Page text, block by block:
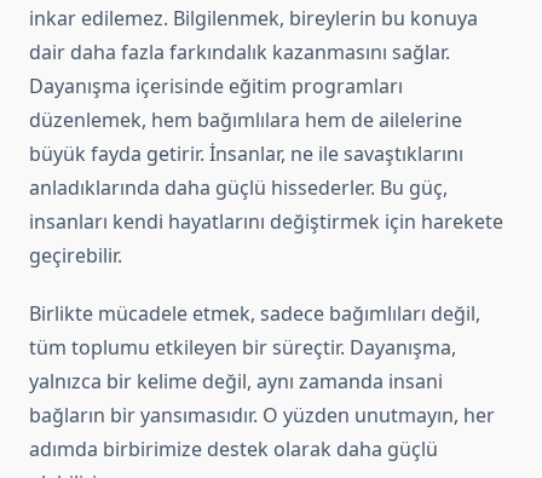
inkar edilemez. Bilgilenmek, bireylerin bu konuya
dair daha fazla farkındalık kazanmasını sağlar.
Dayanışma içerisinde eğitim programları
düzenlemek, hem bağımlılara hem de ailelerine
büyük fayda getirir. İnsanlar, ne ile savaştıklarını
anladıklarında daha güçlü hissederler. Bu güç,
insanları kendi hayatlarını değiştirmek için harekete
geçirebilir.
Birlikte mücadele etmek, sadece bağımlıları değil,
tüm toplumu etkileyen bir süreçtir. Dayanışma,
yalnızca bir kelime değil, aynı zamanda insani
bağların bir yansımasıdır. O yüzden unutmayın, her
adımda birbirimize destek olarak daha güçlü